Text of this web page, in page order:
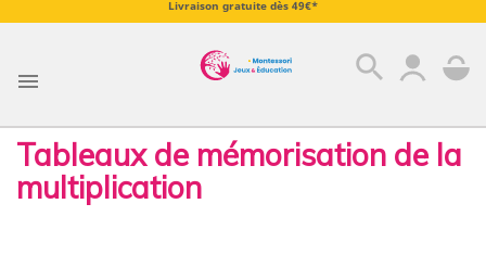
Livraison gratuite dès 49€*
 search
Tableaux de mémorisation de la
multiplication